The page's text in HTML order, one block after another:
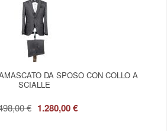
DA SPOSO CON COLLO A
SCIALLE
€ 1.280,00 €